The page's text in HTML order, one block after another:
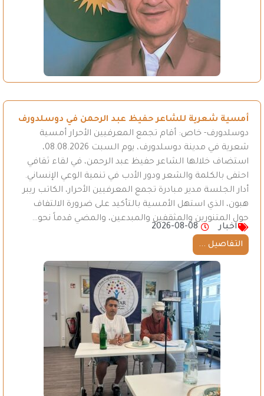
أمسية شعرية للشاعر حفيظ عبد الرحمن في دوسلدورف
دوسلدورف- خاص: أقام تجمع المعرفيين الأحرار أمسية
شعرية في مدينة دوسلدورف، يوم السبت 08.08.2026،
استضاف خلالها الشاعر حفيظ عبد الرحمن، في لقاء ثقافي
احتفى بالكلمة والشعر ودور الأدب في تنمية الوعي الإنساني.
أدار الجلسة مدير مبادرة تجمع المعرفيين الأحرار، الكاتب ريبر
هبون، الذي استهل الأمسية بالتأكيد على ضرورة الالتفاف
حول المتنورين والمثقفين والمبدعين، والمضي قدماً نحو…
اخبار
2026-08-08
التفاصيل ...